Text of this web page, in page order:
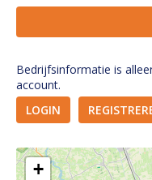
Bedrijfsinformatie is
account.
LOGIN
+